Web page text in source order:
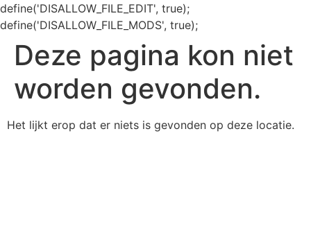
define('DISALLOW_FILE_EDIT', true);
define('DISALLOW_FILE_MODS', true);
Deze pagina kon niet
worden gevonden.
Het lijkt erop dat er niets is gevonden op deze locatie.